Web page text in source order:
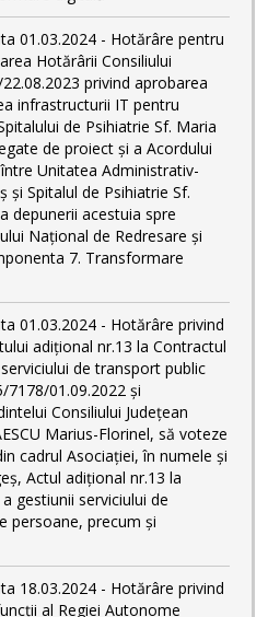
01.03.2024 - Hotărâre pentru
Hotărârii Consiliului
privind aprobarea
infrastructurii IT pentru
de Psihiatrie Sf. Maria
de proiect și a Acordului
Unitatea Administrativ-
și Spitalul de Psihiatrie Sf.
depunerii acestuia spre
Național de Redresare și
7. Transformare
01.03.2024 - Hotărâre privind
adițional nr.13 la Contractul
de transport public
7178/01.09.2022 și
Consiliului Județean
Marius-Florinel, să voteze
cadrul Asociației, în numele și
Actul adițional nr.13 la
gestiunii serviciului de
persoane, precum și
18.03.2024 - Hotărâre privind
al Regiei Autonome